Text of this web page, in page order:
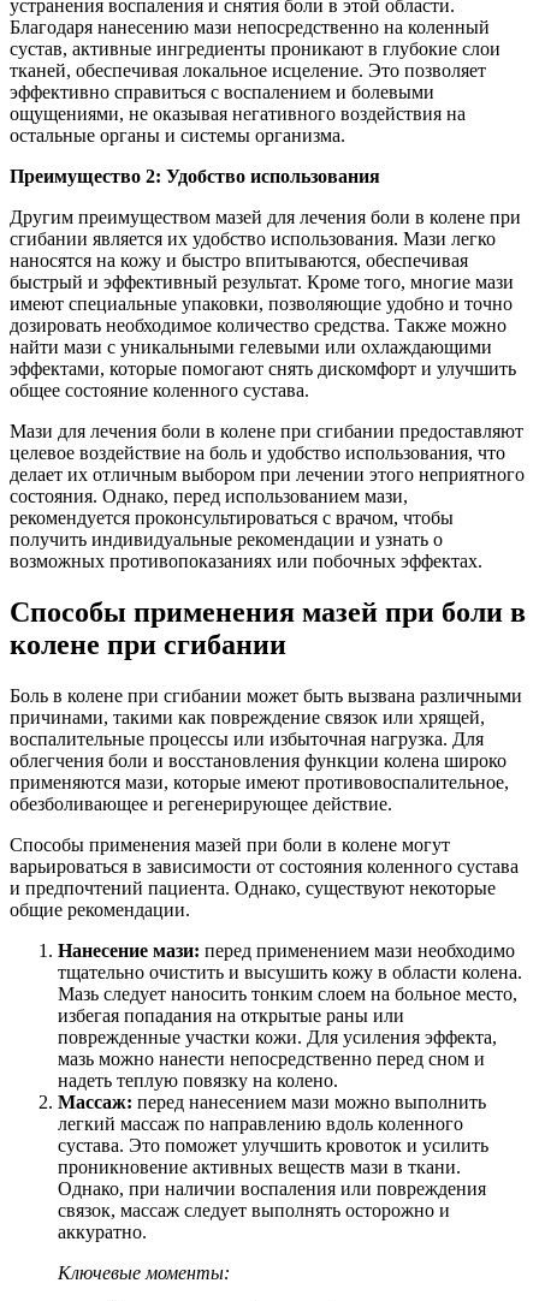
устранения воспаления и снятия боли в этой области.
Благодаря нанесению мази непосредственно на коленный
сустав, активные ингредиенты проникают в глубокие слои
тканей, обеспечивая локальное исцеление. Это позволяет
эффективно справиться с воспалением и болевыми
ощущениями, не оказывая негативного воздействия на
остальные органы и системы организма.
Преимущество 2: Удобство использования
Другим преимуществом мазей для лечения боли в колене при
сгибании является их удобство использования. Мази легко
наносятся на кожу и быстро впитываются, обеспечивая
быстрый и эффективный результат. Кроме того, многие мази
имеют специальные упаковки, позволяющие удобно и точно
дозировать необходимое количество средства. Также можно
найти мази с уникальными гелевыми или охлаждающими
эффектами, которые помогают снять дискомфорт и улучшить
общее состояние коленного сустава.
Мази для лечения боли в колене при сгибании предоставляют
целевое воздействие на боль и удобство использования, что
делает их отличным выбором при лечении этого неприятного
состояния. Однако, перед использованием мази,
рекомендуется проконсультироваться с врачом, чтобы
получить индивидуальные рекомендации и узнать о
возможных противопоказаниях или побочных эффектах.
Способы применения мазей при боли в
колене при сгибании
Боль в колене при сгибании может быть вызвана различными
причинами, такими как повреждение связок или хрящей,
воспалительные процессы или избыточная нагрузка. Для
облегчения боли и восстановления функции колена широко
применяются мази, которые имеют противовоспалительное,
обезболивающее и регенерирующее действие.
Способы применения мазей при боли в колене могут
варьироваться в зависимости от состояния коленного сустава
и предпочтений пациента. Однако, существуют некоторые
общие рекомендации.
Нанесение мази: перед применением мази необходимо
тщательно очистить и высушить кожу в области колена.
Мазь следует наносить тонким слоем на больное место,
избегая попадания на открытые раны или
поврежденные участки кожи. Для усиления эффекта,
мазь можно нанести непосредственно перед сном и
надеть теплую повязку на колено.
Массаж: перед нанесением мази можно выполнить
легкий массаж по направлению вдоль коленного
сустава. Это поможет улучшить кровоток и усилить
проникновение активных веществ мази в ткани.
Однако, при наличии воспаления или повреждения
связок, массаж следует выполнять осторожно и
аккуратно.
Ключевые моменты: